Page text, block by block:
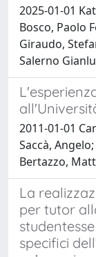
2025-01-01
Bosco, Paolo
Giraudo,
Salerno
2011-01-01
Saccà,
Bertazzo,
La
per tutor
specifici